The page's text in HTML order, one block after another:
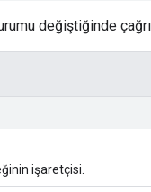
değiştiğinde
işaretçisi.